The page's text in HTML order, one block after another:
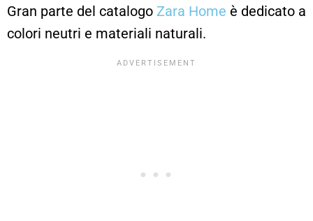
Gran parte del catalogo Zara Home è dedicato a
colori neutri e materiali naturali.